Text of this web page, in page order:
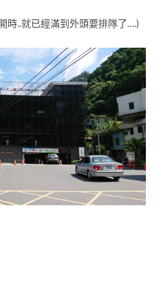
時..就已經滿到外頭要排隊了….)